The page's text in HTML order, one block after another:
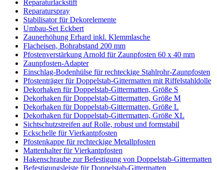
Reparaturlackstift
Reparaturspray
Stabilisator für Dekorelemente
Umbau-Set Eckbert
Zaunerhöhung Erhard inkl. Klemmlasche
Flacheisen, Bohrabstand 200 mm
Pfostenverstärkung Arnold für Zaunpfosten 60 x 40 mm
Zaunpfosten-Adapter
Einschlag-Bodenhülse für rechteckige Stahlrohr-Zaunpfosten
Pfostenträger für Doppelstab-Gittermatten mit Riffelstahldolle
Dekorhaken für Doppelstab-Gittermatten, Größe S
Dekorhaken für Doppelstab-Gittermatten, Größe M
Dekorhaken für Doppelstab-Gittermatten, Größe L
Dekorhaken für Doppelstab-Gittermatten, Größe XL
Sichtschutzstreifen auf Rolle, robust und formstabil
Eckschelle für Vierkantpfosten
Pfostenkappe für rechteckige Metallpfosten
Mattenhalter für Vierkantpfosten
Hakenschraube zur Befestigung von Doppelstab-Gittermatten
Befestigungsleiste für Doppelstab-Gittermatten